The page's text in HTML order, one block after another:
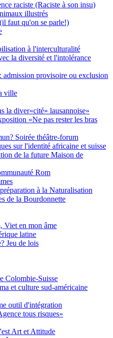
raciste (Raciste à son insu)
illustrés
faut qu'on se parle!)
à l'interculturalité
la diversité et l'intolérance
admission provisoire ou exclusion
ville
la diver«cité» lausannoise»
«Ne pas rester les bras
Soirée théâtre-forum
sur l'identité africaine et suisse
de la future Maison de
Rom
à la Naturalisation
de la Bourdonnette
Viet en mon âme
latine
Jeu de lois
Colombie-Suisse
et culture sud-américaine
outil d'intégration
tous risques»
Art et Attitude